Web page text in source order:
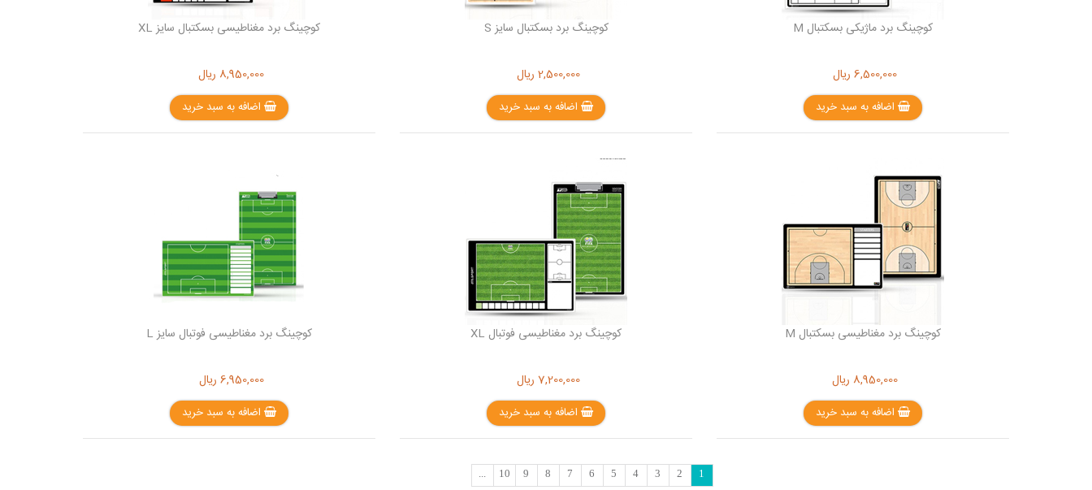
کوچینگ برد ماژیکی بسکتبال M
6,500,000 ریال
اضافه به سبد خرید
کوچینگ برد بسکتبال سایز S
2,500,000 ریال
اضافه به سبد خرید
کوچینگ برد مغناطیسی بسکتبال سایز XL
8,950,000 ریال
اضافه به سبد خرید
کوچینگ برد مغناطیسی بسکتبال M
8,950,000 ریال
اضافه به سبد خرید
کوچینگ برد مغناطیسی فوتبال XL
7,200,000 ریال
اضافه به سبد خرید
کوچینگ برد مغناطیسی فوتبال سایز L
6,950,000 ریال
اضافه به سبد خرید
1
2
3
4
5
6
7
8
9
10
...